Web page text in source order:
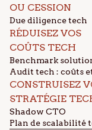
OU CESSION
Due diligence tech
RÉDUISEZ VOS
COÛTS TECH
Benchmark
Audit tech : coûts
CONSTRUISEZ
STRATÉGIE
Shadow CTO
Plan de scalabilité